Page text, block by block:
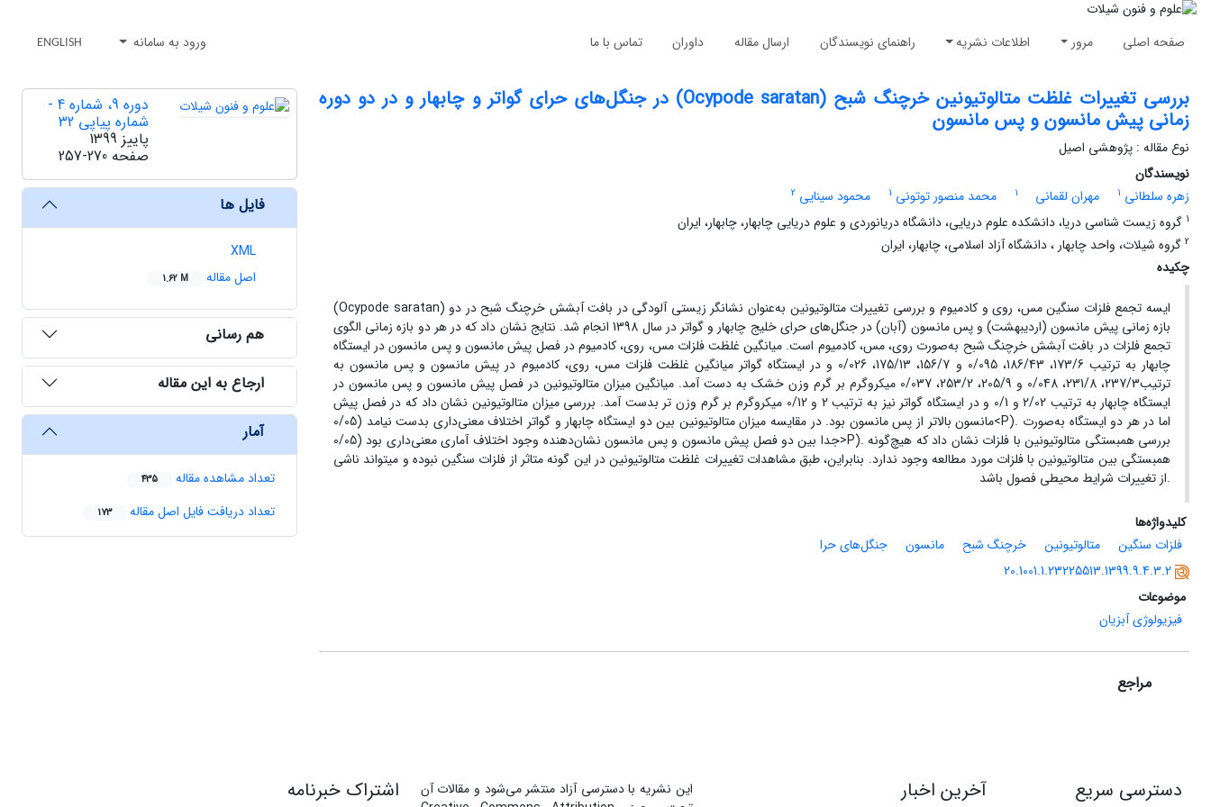
صفحه اصلی مرور اطلاعات نشریه راهنمای نویسندگان ارسال مقاله داوران تماس با ما ورود به سامانه ENGLISH
بررسی تغییرات غلظت متالوتیونین خرچنگ شبح (Ocypode saratan) در جنگل‌های حرای گواتر و چابهار و در دو دوره
زمانی پیش مانسون و پس مانسون
نوع مقاله : پژوهشی اصیل
نویسندگان
زهره سلطانی 1 مهران لقمانی 1 محمد منصور توتونی 1 محمود سینایی 2
1 گروه زیست شناسی دریا، دانشکده علوم دریایی، دانشگاه دریانوردی و علوم دریایی چابهار، چابهار، ایران
2 گروه شیلات، واحد چابهار ، دانشگاه آزاد اسلامی، چابهار، ایران
چکیده
ایسه تجمع فلزات سنگین مس، روی و کادمیوم و بررسی تغییرات متالوتیونین به‌عنوان نشانگر زیستی آلودگی در بافت آبشش خرچنگ شبح (Ocypode saratan)
بازه زمانی پیش مانسون (اردیبهشت) و پس مانسون (آبان) در جنگل‌های حرای خلیج چابهار و گواتر در سال 1398 انجام شد. نتایج نشان داد که در هر دو بازه زمانی الگوی
تجمع فلزات در بافت آبشش خرچنگ شبح به‌صورت روی، مس، کادمیوم است. میانگین غلظت فلزات مس، روی، کادمیوم در فصل پیش مانسون و پس مانسون در ایستگاه
چابهار به ترتیب 173/6، 186/43، 0/095 و
156/7، 175/13، 0/026 و در ایستگاه گواتر میانگین غلظت فلزات مس، روی، کادمیوم در پیش مانسون و پس مانسون به
ترتیب237/3، 231/8، 0/048 و 205/9، 253/2، 0/037 میکروگرم بر گرم وزن خشک به دست آمد. میانگین میزان متالوتیونین در فصل پیش مانسون و پس مانسون در
ایستگاه چابهار به ترتیب 2/02 و 0/1 و در ایستگاه گواتر نیز به ترتیب 2 و 0/12 میکروگرم بر گرم وزن تر بدست آمد. بررسی میزان متالوتیونین نشان داد که در فصل پیش
مانسون بالاتر از پس مانسون بود. در مقایسه میزان متالوتیونین بین دو ایستگاه چابهار و گواتر اختلاف معنی‌داری بدست نیامد (0/05<P). اما در هر دو ایستگاه به‌صورت
جدا بین دو فصل پیش مانسون و پس مانسون نشان‌دهنده وجود اختلاف آماری معنی‌داری بود (0/05>P). بررسی همبستگی متالوتیونین با فلزات نشان داد که هیچ‌گونه
همبستگی بین متالوتیونین با فلزات مورد مطالعه وجود ندارد. بنابراین، طبق مشاهدات تغییرات غلظت متالوتیونین در این گونه متاثر از فلزات سنگین نبوده و میتواند ناشی
از تغییرات شرایط محیطی فصول باشد.
کلیدواژه‌ها
فلزات سنگین
متالوتیونین خرچنگ شبح مانسون
جنگل‌های حرا
20.1001.1.23225513.1399.9.4.3.2
موضوعات
فیزیولوژی آبزیان
مراجع
دوره 9، شماره 4 -
شماره پیاپی 32
پاییز 1399
صفحه 257-270
فایل ها
XML
اصل مقاله
1.62 M
هم رسانی
ارجاع به این مقاله
آمار
تعداد مشاهده مقاله 435
تعداد دریافت فایل اصل مقاله 173
دسترسی سریع آخرین اخبار
این نشریه با دسترسی آزاد منتشر می‌شود و مقالات آن
اشتراک خبرنامه